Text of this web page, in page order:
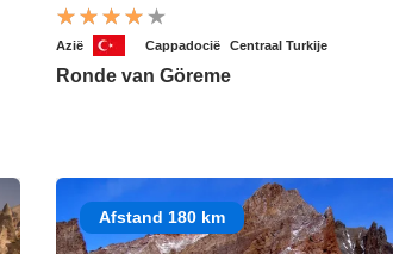
Azië Cappadocië Centraal Turkije
Ronde van Göreme
Afstand 180 km